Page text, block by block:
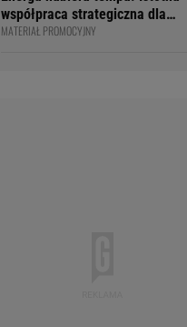
współpraca strategiczna dla
siatkarskiego klubu i marki
MATERIAŁ PROMOCYJNY